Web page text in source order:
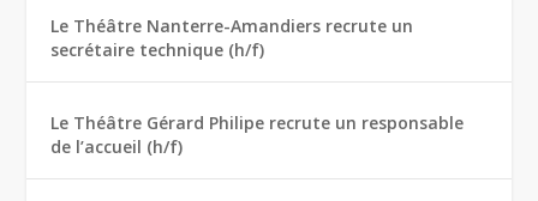
Le Théâtre Nanterre-Amandiers recrute un
secrétaire technique (h/f)
Le Théâtre Gérard Philipe recrute un responsable
de l’accueil (h/f)